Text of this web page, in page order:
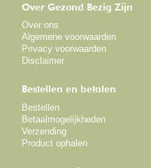
Over Gezond Bezig Zijn
Over ons
Algemene voorwaarden
Privacy voorwaarden
Disclaimer
Bestellen en betalen
Bestellen
Betaalmogelijkheden
Verzending
Product ophalen